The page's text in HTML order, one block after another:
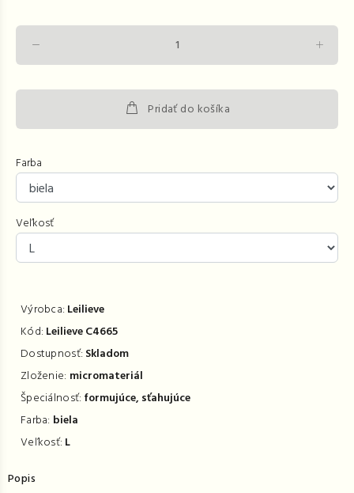
Pridať do košíka
Farba
Veľkosť
Výrobca: Leilieve
Kód: Leilieve C4665
Dostupnosť: Skladom
Zloženie: micromateriál
Špeciálnosť: formujúce, sťahujúce
Farba: biela
Veľkosť: L
Popis